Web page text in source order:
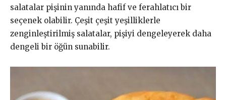
salatalar pişinin yanında hafif ve ferahlatıcı bir
seçenek olabilir. Çeşit çeşit yeşilliklerle
zenginleştirilmiş salatalar, pişiyi dengeleyerek daha
dengeli bir öğün sunabilir.